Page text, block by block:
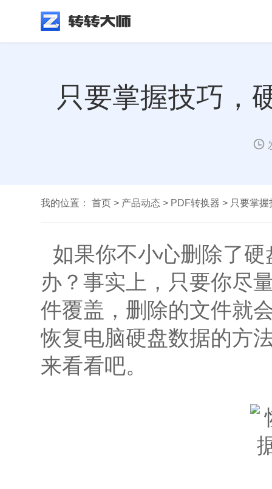
只要掌握技巧，
我的位置： 首页> 产品动态> PDF转换器 > 只要掌
如果你不小心删除了
办？事实上，只要你尽
件覆盖，删除的文件就
恢复电脑硬盘数据的方
来看看吧。